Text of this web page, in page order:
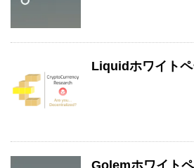
Liquidホワイト
Golemホワイト